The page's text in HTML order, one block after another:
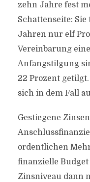
zehn Jahre fest
Schattenseite:
Jahren nur elf
Vereinbarung
Anfangstilgung
22 Prozent
sich in dem Fall
Gestiegene
ordentlichen
finanzielle
Zinsniveau dann